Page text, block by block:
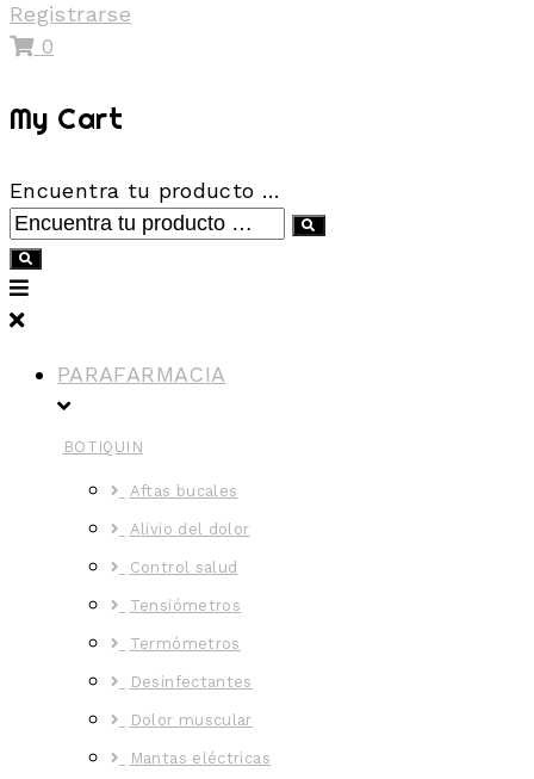
Registrarse
0
My Cart
Encuentra tu producto …
PARAFARMACIA
BOTIQUIN
Aftas bucales
Alivio del dolor
Control salud
Tensiómetros
Termómetros
Desinfectantes
Dolor muscular
Mantas eléctricas